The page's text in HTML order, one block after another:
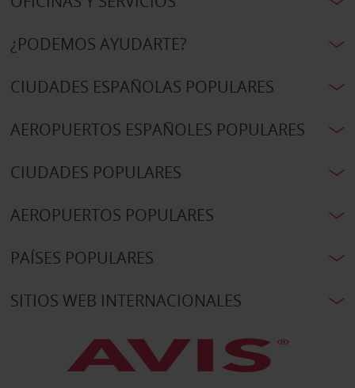
¿PODEMOS AYUDARTE?
CIUDADES ESPAÑOLAS POPULARES
AEROPUERTOS ESPAÑOLES POPULARES
CIUDADES POPULARES
AEROPUERTOS POPULARES
PAÍSES POPULARES
SITIOS WEB INTERNACIONALES